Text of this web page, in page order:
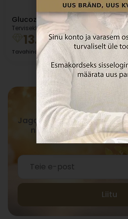
Glucozinol N30 tabletid
Terviseklubi hind:
13.42€
Tavahind14.42€
Liitu meie
Jagame Sinuga
nõuandeid, mis
elustiili.
Liitu